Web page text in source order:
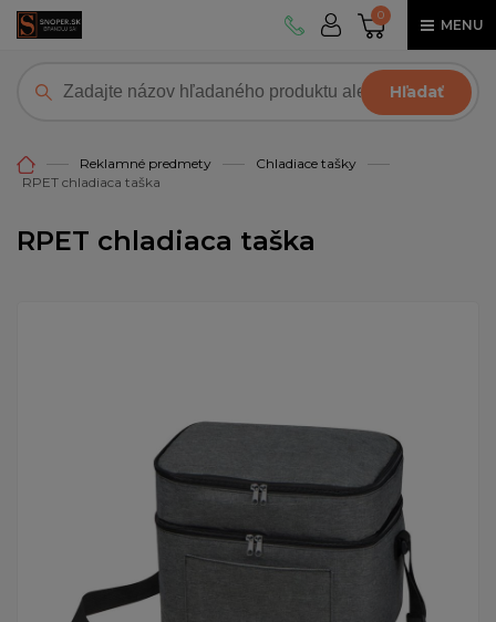
0
MENU
Hľadať
Reklamné predmety
Chladiace tašky
RPET chladiaca taška
RPET chladiaca taška